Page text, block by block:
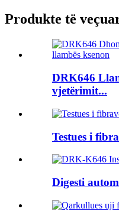
Produkte të
DRK646
vjetërimit...
Testues i
Digesti